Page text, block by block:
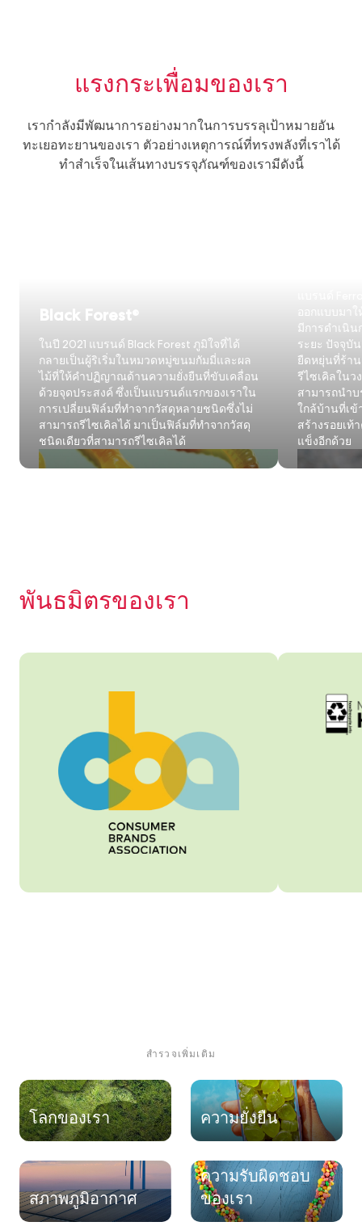
แรงกระเพื่อมของเรา
เรากำลังมีพัฒนาการอย่างมากในการบรรลุเป้าหมายอัน
ทะเยอทะยานของเรา ตัวอย่างเหตุการณ์ที่ทรงพลังที่เราได้
ทำสำเร็จในเส้นทางบรรจุภัณฑ์ของเรามีดังนี้
Black Forest®
ในปี 2021 แบรนด์ Black Forest ภูมิใจที่ได้
กลายเป็นผู้ริเริ่มในหมวดหมู่ขนมกัมมี่และผล
ไม้ที่ให้คำปฏิญาณด้านความยั่งยืนที่ขับเคลื่อน
ด้วยจุดประสงค์ ซึ่งเป็นแบรนด์แรกของเราใน
การเปลี่ยนฟิล์มที่ทำจากวัสดุหลายชนิดซึ่งไม่
สามารถรีไซเคิลได้ มาเป็นฟิล์มที่ทำจากวัสดุ
ชนิดเดียวที่สามารถรีไซเคิลได้
ออกแบบมา
มีการดำเนิน
ระยะ ปัจจุบั
ยืดหยุ่นที่ร้าน
รีไซเคิลในว
สามารถนำ
ใกล้บ้านที่เข้
สร้างรอยเ
แข็งอีกด้วย
พันธมิตรของเรา
สำรวจเพิ่มเติม
โลกของเรา ความยั่งยืน
สภาพภูมิอากาศ
ความรับผิดชอบ
ของเรา